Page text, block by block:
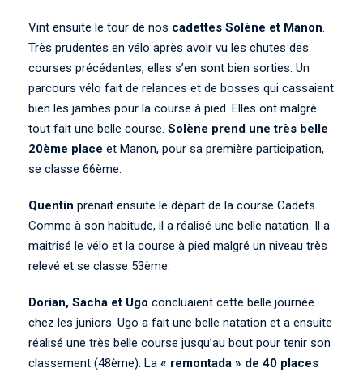
Vint ensuite le tour de nos cadettes Solène et Manon.
Très prudentes en vélo après avoir vu les chutes des
courses précédentes, elles s’en sont bien sorties. Un
parcours vélo fait de relances et de bosses qui cassaient
bien les jambes pour la course à pied. Elles ont malgré
tout fait une belle course. Solène prend une très belle
20ème place et Manon, pour sa première participation,
se classe 66ème.
Quentin prenait ensuite le départ de la course Cadets.
Comme à son habitude, il a réalisé une belle natation. Il a
maitrisé le vélo et la course à pied malgré un niveau très
relevé et se classe 53ème.
Dorian, Sacha et Ugo concluaient cette belle journée
chez les juniors. Ugo a fait une belle natation et a ensuite
réalisé une très belle course jusqu’au bout pour tenir son
classement (48ème). La « remontada » de 40 places